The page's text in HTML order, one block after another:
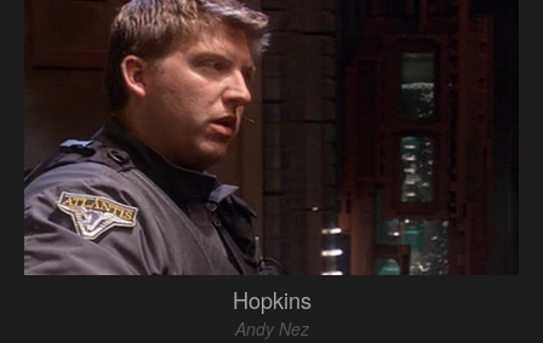
Hopkins
Andy Nez